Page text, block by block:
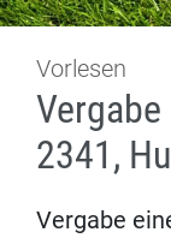
Vorlesen
2341,
Vergabe